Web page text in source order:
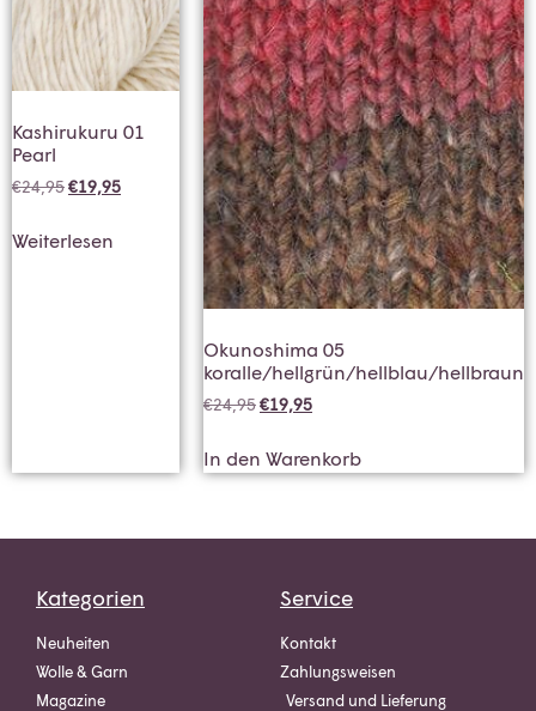
Kashirukuru 01
Pearl
€24,95€19,95
Weiterlesen
Okunoshima 05
koralle/hellgrün/hellblau/hellbraun
€24,95€19,95
In den Warenkorb
Kategorien
Neuheiten
Wolle & Garn
Magazine
Service
Kontakt
Zahlungsweisen
Versand und Lieferung